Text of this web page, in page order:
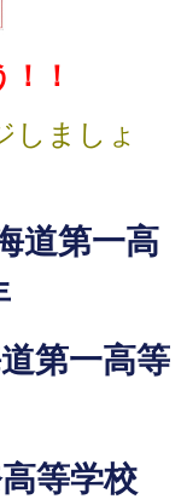
！
しましょ
第一高
第一高等
等学校